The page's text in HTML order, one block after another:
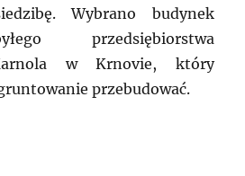
Wybrano budynek
przedsiębiorstwa
w Krnovie, który
przebudować.